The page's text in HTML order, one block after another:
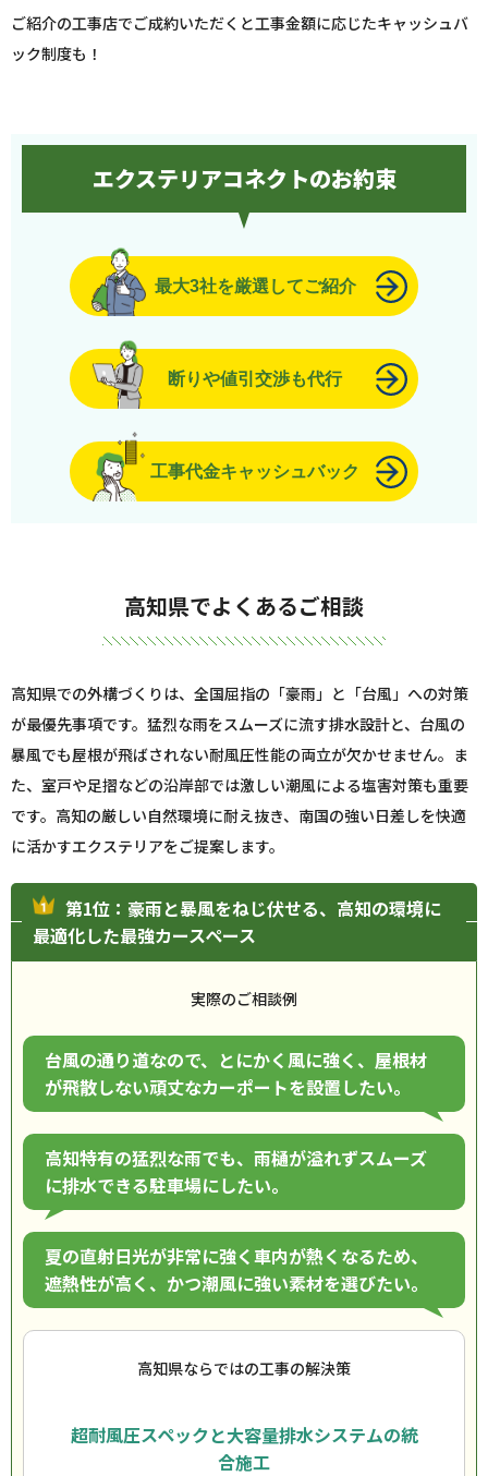
ご紹介の工事店でご成約いただくと工事金額に応じたキャッシュバ
ック制度も！
エクステリアコネクトのお約束
最大3社を厳選してご紹介
断りや値引交渉も代行
工事代金キャッシュバック
高知県でよくあるご相談
高知県での外構づくりは、全国屈指の「豪雨」と「台風」への対策
が最優先事項です。猛烈な雨をスムーズに流す排水設計と、台風の
暴風でも屋根が飛ばされない耐風圧性能の両立が欠かせません。ま
た、室戸や足摺などの沿岸部では激しい潮風による塩害対策も重要
です。高知の厳しい自然環境に耐え抜き、南国の強い日差しを快適
に活かすエクステリアをご提案します。
第1位：豪雨と暴風をねじ伏せる、高知の環境に
最適化した最強カースペース
実際のご相談例
台風の通り道なので、とにかく風に強く、屋根材
が飛散しない頑丈なカーポートを設置したい。
高知特有の猛烈な雨でも、雨樋が溢れずスムーズ
に排水できる駐車場にしたい。
夏の直射日光が非常に強く車内が熱くなるため、
遮熱性が高く、かつ潮風に強い素材を選びたい。
高知県ならではの工事の解決策
超耐風圧スペックと大容量排水システムの統
合施工